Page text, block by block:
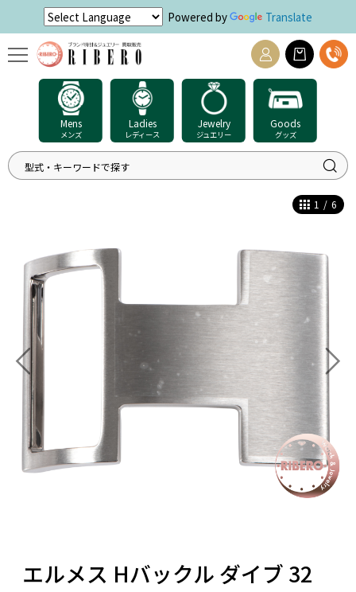
Powered by Translate
Mens
メンズ
Ladies
レディース
Jewelry
ジュエリー
Goods
グッズ
1 / 6
エルメス Hバックル ダイブ 32